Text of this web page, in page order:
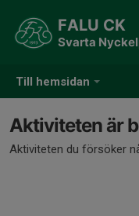
Till hemsidan
FALU CK
Svarta
Aktiviteten är
Aktiviteten du försöker